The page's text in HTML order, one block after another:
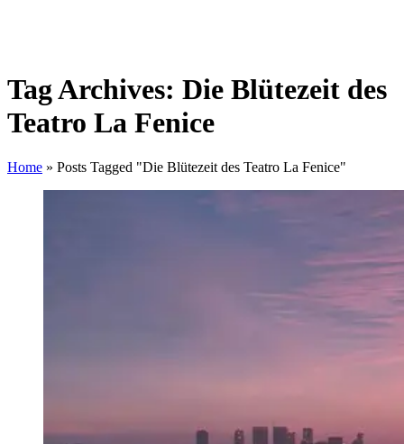
Tag Archives: Die Blütezeit des
Teatro La Fenice
Home » Posts Tagged "Die Blütezeit des Teatro La Fenice"